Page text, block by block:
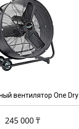
вентилятор One Dry
245 000 ₸
CTF36